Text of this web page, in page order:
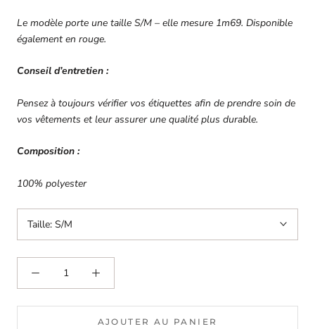
Le modèle porte une taille S/M – elle mesure 1m69. Disponible
également en rouge.
Conseil d’entretien :
Pensez à toujours vérifier vos étiquettes afin de prendre soin de
vos vêtements et leur assurer une qualité plus durable.
Composition :
100% polyester
Taille: S/M
AJOUTER AU PANIER